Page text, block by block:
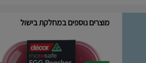
מוצרים נוספים במחלקת בישול